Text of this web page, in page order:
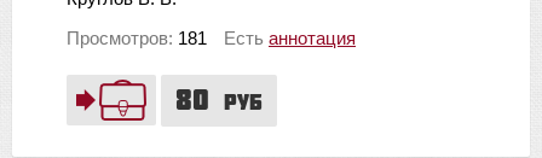
80 руб
Просмотров: 181 Есть аннотация